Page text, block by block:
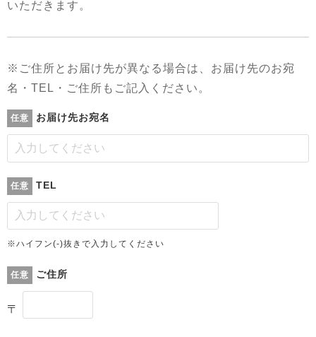
いただきます。
※ご住所とお届け先が異なる場合は、お届け先のお宛
名・TEL・ご住所もご記入ください。
任意 お届け先お宛名
任意 TEL
※ハイフン(-)抜きで入力してください
任意 ご住所
〒